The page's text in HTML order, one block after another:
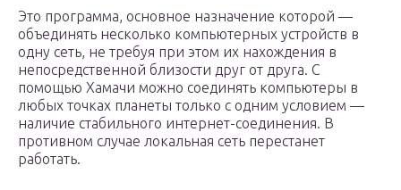
Это программа, основное назначение которой —
объединять несколько компьютерных устройств в
одну сеть, не требуя при этом их нахождения в
непосредственной близости друг от друга. С
помощью Хамачи можно соединять компьютеры в
любых точках планеты только с одним условием —
наличие стабильного интернет-соединения. В
противном случае локальная сеть перестанет
работать.